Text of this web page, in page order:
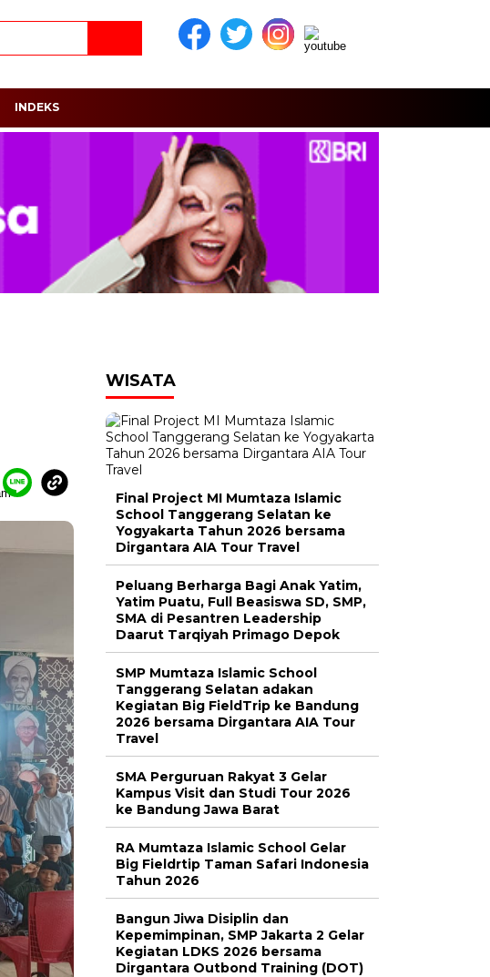
INDEKS
WISATA
Final Project MI Mumtaza Islamic
School Tanggerang Selatan ke
Yogyakarta Tahun 2026 bersama
Dirgantara AIA Tour Travel
Peluang Berharga Bagi Anak Yatim,
Yatim Puatu, Full Beasiswa SD, SMP,
SMA di Pesantren Leadership
Daarut Tarqiyah Primago Depok
SMP Mumtaza Islamic School
Tanggerang Selatan adakan
Kegiatan Big FieldTrip ke Bandung
2026 bersama Dirgantara AIA Tour
Travel
SMA Perguruan Rakyat 3 Gelar
Kampus Visit dan Studi Tour 2026
ke Bandung Jawa Barat
RA Mumtaza Islamic School Gelar
Big Fieldrtip Taman Safari Indonesia
Tahun 2026
Bangun Jiwa Disiplin dan
Kepemimpinan, SMP Jakarta 2 Gelar
Kegiatan LDKS 2026 bersama
Dirgantara Outbond Training (DOT)